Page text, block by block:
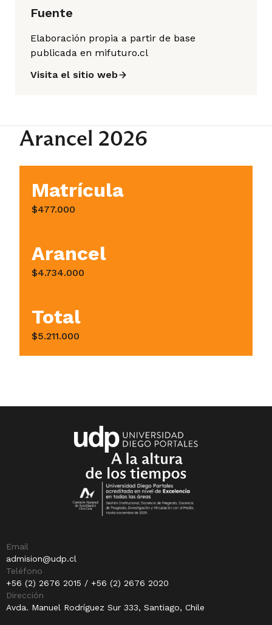
Fuente
Elaboración propia a partir de base
publicada en mifuturo.cl
Visita el sitio web
Arancel 2026
Matrícula
$477.000
Arancel
$4.734.000
Total
$5.211.000
Email
admision@udp.cl
Teléfono
+56 (2) 2676 2015 / +56 (2) 2676 2020
Dirección
Avda. Manuel Rodríguez Sur 333, Santiago, Chile